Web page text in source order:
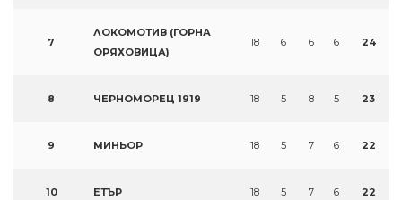
7
ЛОКОМОТИВ (ГОРНА
ОРЯХОВИЦА)
18 6 6 6 24
8 ЧЕРНОМОРЕЦ 1919 18 5 8 5 23
9 МИНЬОР 18 5 7 6 22
10 ЕТЪР 18 5 7 6 22